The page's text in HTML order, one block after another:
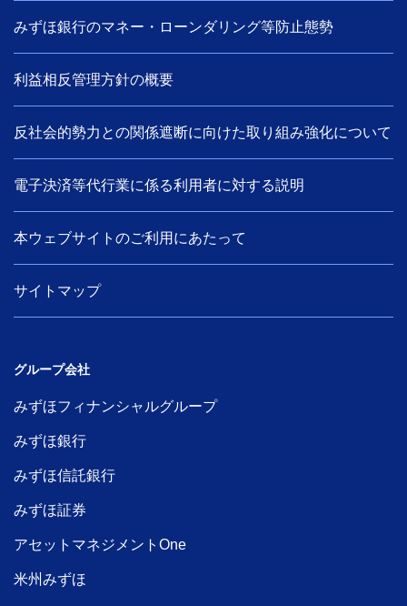
みずほ銀行のマネー・ローンダリング等防止態勢
利益相反管理方針の概要
反社会的勢力との関係遮断に向けた取り組み強化について
電子決済等代行業に係る利用者に対する説明
本ウェブサイトのご利用にあたって
サイトマップ
グループ会社
みずほフィナンシャルグループ
みずほ銀行
みずほ信託銀行
みずほ証券
アセットマネジメントOne
米州みずほ